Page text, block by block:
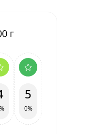
г
5
0%